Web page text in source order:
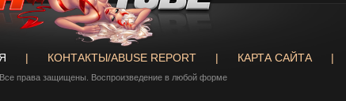
| КОНТАКТЫ/ABUSE REPORT | КАРТА САЙТА |
права защищены. Воспроизведение в любой форме